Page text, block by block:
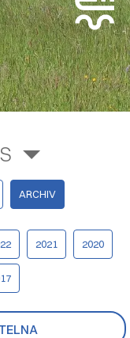
ARCHIV
2021 2020